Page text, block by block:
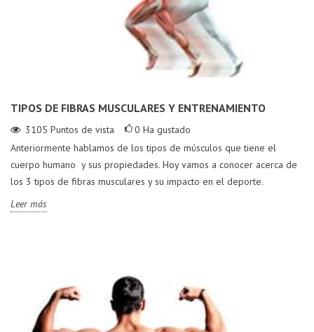
TIPOS DE FIBRAS MUSCULARES Y ENTRENAMIENTO
3105 Puntos de vista 0 Ha gustado
Anteriormente hablamos de los tipos de músculos que tiene el
cuerpo humano y sus propiedades. Hoy vamos a conocer acerca de
los 3 tipos de fibras musculares y su impacto en el deporte.
Leer más